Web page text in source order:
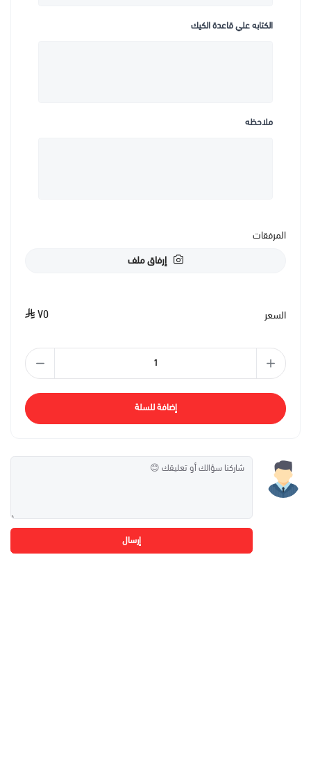
الكتابه علي قاعدة الكيك
ملاحظه
المرفقات
إرفاق ملف
السعر ٧٥
إضافة للسلة
إرسال